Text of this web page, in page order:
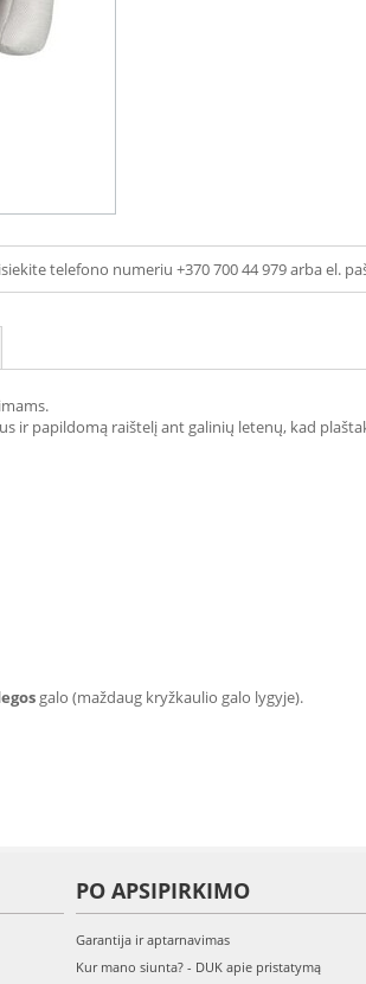
telefono numeriu +370 700 44 979 arba el.
ir papildomą raištelį ant galinių letenų, kad
galo (maždaug kryžkaulio galo lygyje).
PO APSIPIRKIMO
Garantija ir aptarnavimas
Kur mano siunta? - DUK apie pristatymą